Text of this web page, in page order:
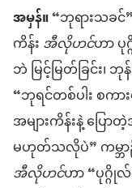
အမှန်။“ဘုရားသခင်
ကိန်းအီလိုဟင်ဟာ
ဘဲ မြင့်မြတ်ခြင်း၊
“ဘုရင်တစ်ပါး စကာ
အများကိန်းနဲ့ ပြ
မဟုတ်သလိုပဲ” ကမ္ဘာဦ
အီလိုဟင်ဟာ “ပုဂ္